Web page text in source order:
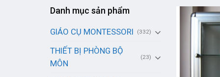
Danh mục sản phẩm
GIÁO CỤ MONTESSORI (332)
THIẾT BỊ PHÒNG BỘ
MÔN
(23)